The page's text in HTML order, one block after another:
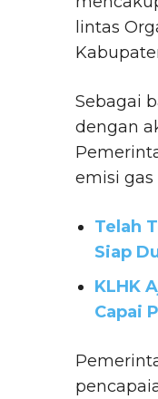
lintas
Sebagai
dengan
emisi
Telah
Siap
KLHK
Capai